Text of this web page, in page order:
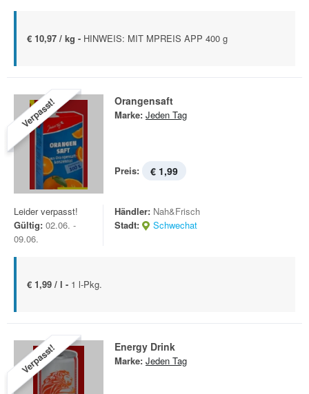
€ 10,97 / kg - HINWEIS: MIT MPREIS APP 400 g
Verpasst! Orangensaft
Marke: Jeden Tag
Preis: € 1,99
Leider verpasst!
Gültig: 02.06. -
09.06.
Händler: Nah&Frisch
Stadt:
Schwechat
€ 1,99 / l - 1 l-Pkg.
Verpasst! Energy Drink
Marke: Jeden Tag